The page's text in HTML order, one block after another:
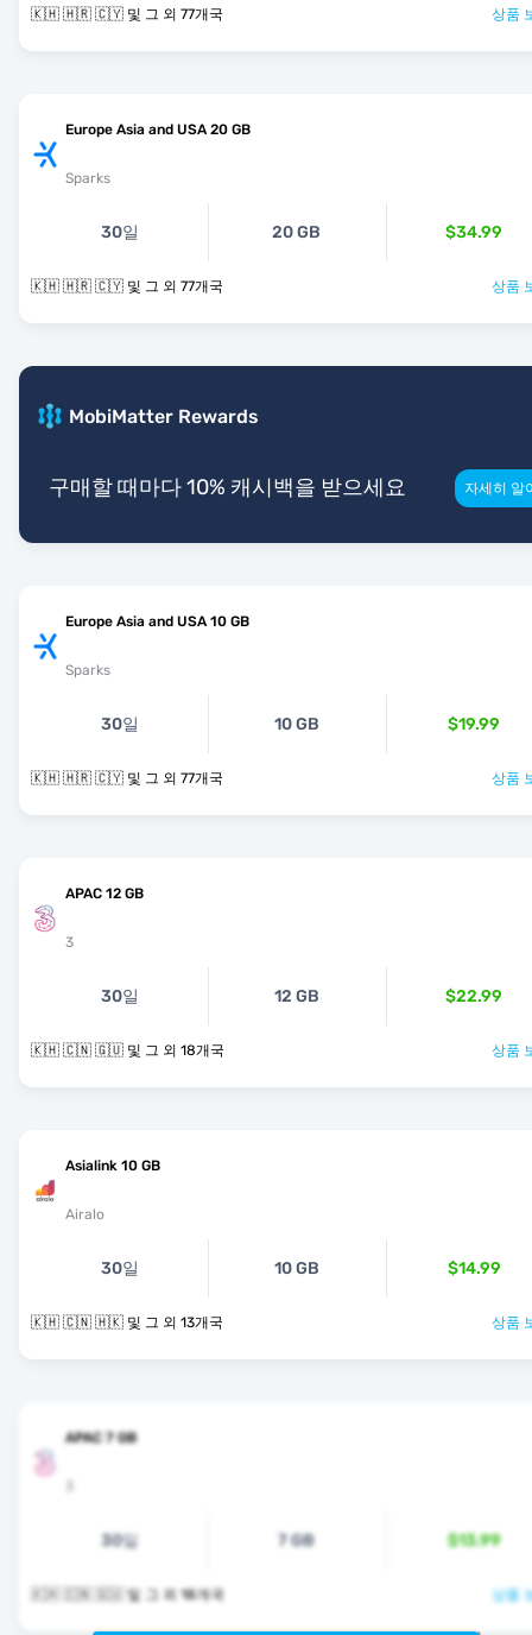
🇰🇭 🇭🇷 🇨🇾 및 그 외 77개국 상품
Europe Asia and USA 20 GB
Sparks
30일 20 GB $34.99
🇰🇭 🇭🇷 🇨🇾 및 그 외 77개국 상품
MobiMatter Rewards
구매할 때마다 10% 캐시백을 받으세요 자세히 알
Europe Asia and USA 10 GB
Sparks
30일 10 GB $19.99
🇰🇭 🇭🇷 🇨🇾 및 그 외 77개국 상품
APAC 12 GB
3
30일 12 GB $22.99
🇰🇭 🇨🇳 🇬🇺 및 그 외 18개국 상품
Asialink 10 GB
Airalo
30일 10 GB $14.99
🇰🇭 🇨🇳 🇭🇰 및 그 외 13개국 상품
APAC 7 GB
30일 7 GB $13.99
🇰🇭 🇨🇳 🇬🇺 및 그 외 18개국 상품